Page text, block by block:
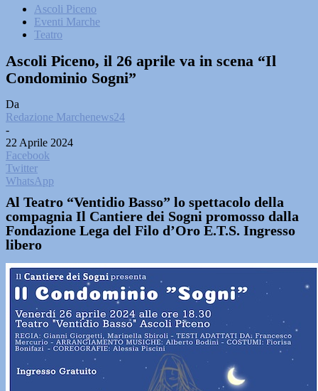
Ascoli Piceno
Eventi Marche
Teatro
Ascoli Piceno, il 26 aprile va in scena “Il
Condominio Sogni”
Da
Redazione Marchenews24
-
22 Aprile 2024
Facebook
Twitter
WhatsApp
Al Teatro “Ventidio Basso” lo spettacolo della
compagnia Il Cantiere dei Sogni promosso dalla
Fondazione Lega del Filo d’Oro E.T.S. Ingresso
libero